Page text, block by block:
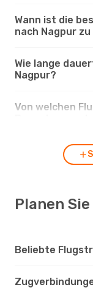
Wann ist die
nach Nagpur
Wie lange
Nagpur?
Von welchen
Planen
Beliebte